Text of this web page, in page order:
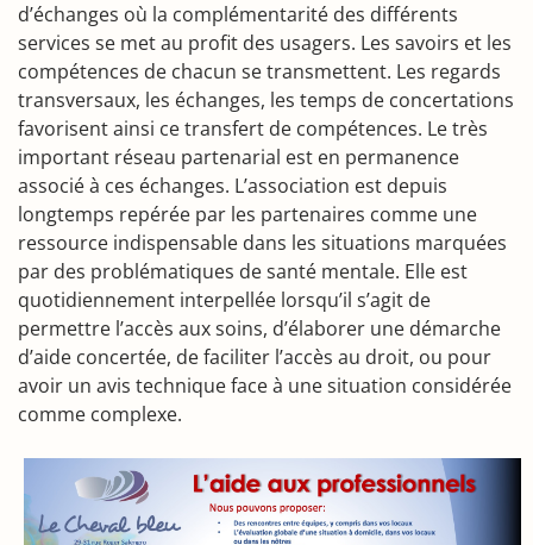
d’échanges où la complémentarité des différents
services se met au profit des usagers. Les savoirs et les
compétences de chacun se transmettent. Les regards
transversaux, les échanges, les temps de concertations
favorisent ainsi ce transfert de compétences. Le très
important réseau partenarial est en permanence
associé à ces échanges. L’association est depuis
longtemps repérée par les partenaires comme une
ressource indispensable dans les situations marquées
par des problématiques de santé mentale. Elle est
quotidiennement interpellée lorsqu’il s’agit de
permettre l’accès aux soins, d’élaborer une démarche
d’aide concertée, de faciliter l’accès au droit, ou pour
avoir un avis technique face à une situation considérée
comme complexe.